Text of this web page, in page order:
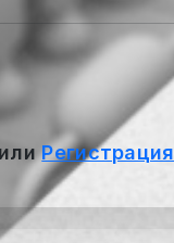
илиРегистрация